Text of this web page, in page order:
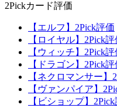
2Pickカード評価
【エルフ】2Pick評価
【ロイヤル】2Pick評
【ウィッチ】2Pick評
【ドラゴン】2Pick評
【ネクロマンサー】
【ヴァンパイア】
【ビショップ】